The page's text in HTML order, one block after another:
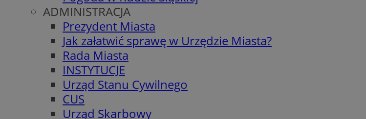
ADMINISTRACJA
Prezydent Miasta
Jak załatwić sprawę w Urzędzie Miasta?
Rada Miasta
INSTYTUCJE
Urząd Stanu Cywilnego
CUS
Urząd Skarbowy